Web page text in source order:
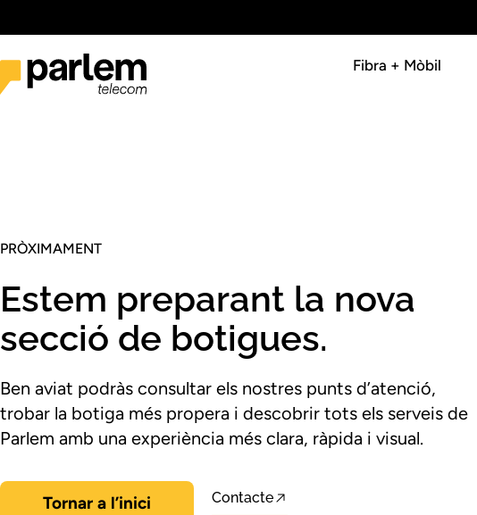
Fibra + Mòbil
PRÒXIMAMENT
Estem preparant la nova
secció de botigues.
Ben aviat podràs consultar els nostres punts d’atenció,
trobar la botiga més propera i descobrir tots els serveis de
Parlem amb una experiència més clara, ràpida i visual.
Tornar a l’inici Contacte